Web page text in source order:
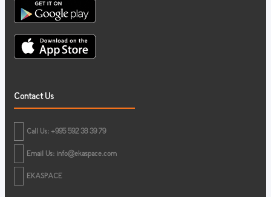
Contact Us
Call Us: +995 592 38 39 79
Email Us: info@ekaspace.com
EKASPACE